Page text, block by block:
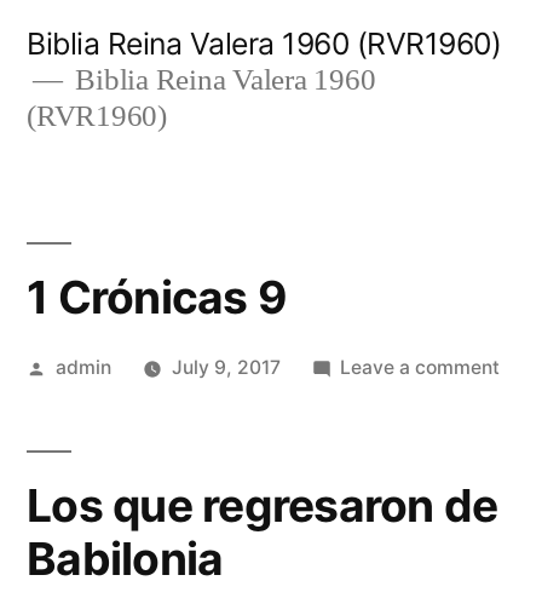
content
Biblia Reina Valera 1960 (RVR1960)
Biblia Reina Valera 1960
(RVR1960)
1 Crónicas 9
Posted
admin July 9, 2017 Leave a comment
Los que regresaron de
Babilonia